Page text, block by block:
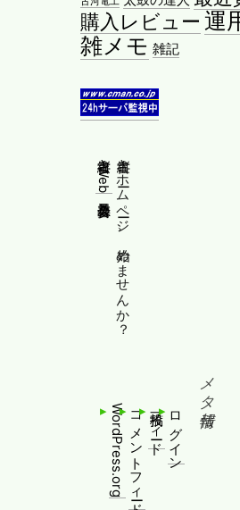
購入レビュー 運
雑メモ 雑記
縦書きホームページ、始めませんか？
縦書きWeb普及委員会
メタ情報
ログイン
投稿フィード
コメントフィード
WordPress.org